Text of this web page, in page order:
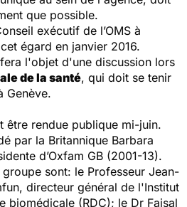
que possible.
exécutif de l’OMS à
égard en janvier 2016.
l'objet d'une discussion lors
de la santé, qui doit se tenir
Genève.
être rendue publique mi-juin.
par la Britannique Barbara
d’Oxfam GB (2001-13).
sont: le Professeur Jean-
directeur général de l'Institut
biomédicale (RDC); le Dr Faisal